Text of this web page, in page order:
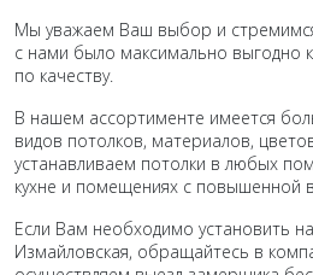
Мы уважаем Ваш выбор и
с нами было максимально выгодно
по качеству.
В нашем ассортименте имеется
видов потолков, материалов,
устанавливаем потолки в любых
кухне и помещениях с повышенной
Если Вам необходимо установить
Измайловская, обращайтесь в